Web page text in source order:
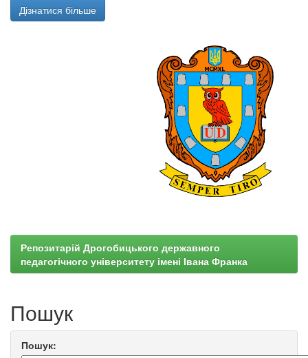
Дізнатися більше
Репозитарій Дрогобицького державного
педагогічного університету імені Івана Франка
Пошук
Пошук: